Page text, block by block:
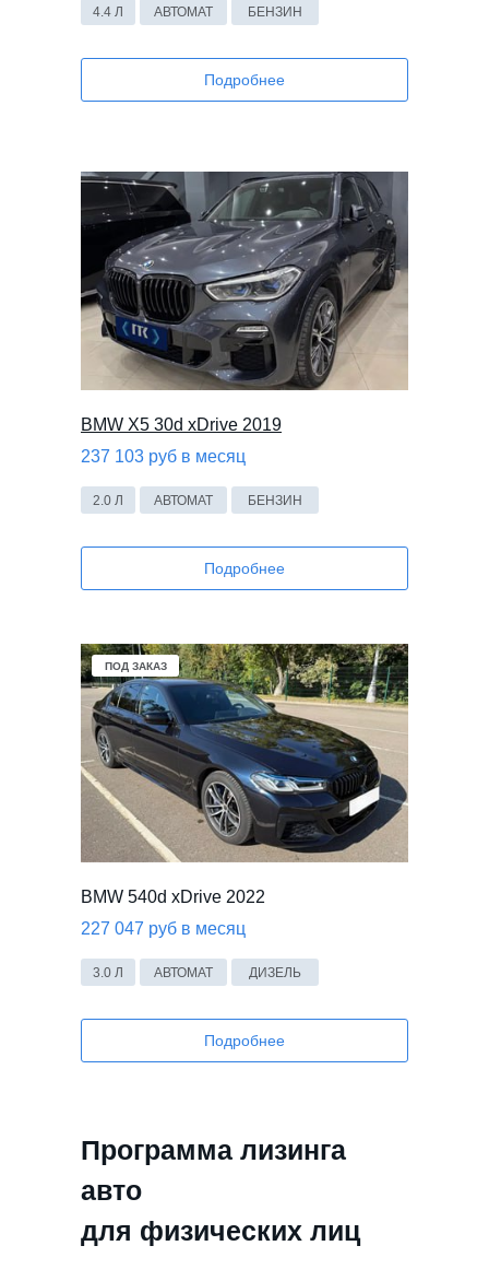
Подробнее
4.4 Л АВТОМАТ БЕНЗИН
BMW X5 30d xDrive 2019
237 103 руб в месяц
Подробнее
2.0 Л
BMW 540d xDrive 2022
227 047 руб в месяц
Подробнее
3.0 Л АВТОМАТ ДИЗЕЛЬ
ПОД ЗАКАЗ
АВТОМАТ БЕНЗИН
Программа лизинга
авто
для физических лиц